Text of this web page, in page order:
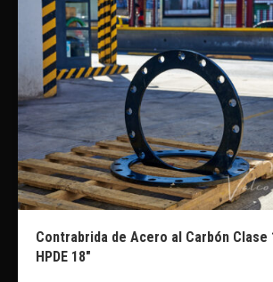
Contrabrida de Acero al Carbón Clase
HPDE 18″